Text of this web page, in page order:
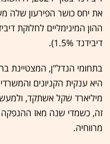
את יחס כושר הפירעון שלה
דיבידנד 1.5%).
בתחומי הנדל"ן, המצטיינת
היא ענקית הקניונים
מיליארד שקל אשתקד,
מרווחיה.